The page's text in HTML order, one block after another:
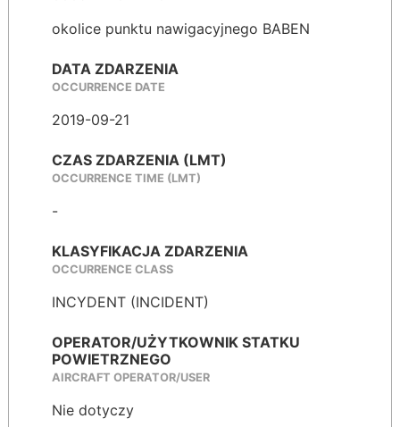
okolice punktu nawigacyjnego BABEN
DATA ZDARZENIA
OCCURRENCE DATE
2019-09-21
CZAS ZDARZENIA (LMT)
OCCURRENCE TIME (LMT)
-
KLASYFIKACJA ZDARZENIA
OCCURRENCE CLASS
INCYDENT (INCIDENT)
OPERATOR/UŻYTKOWNIK STATKU
POWIETRZNEGO
AIRCRAFT OPERATOR/USER
Nie dotyczy